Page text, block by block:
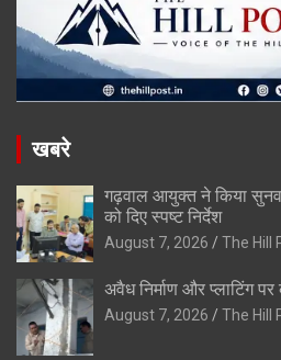
खबरे
गढ़वाल आयुक्त ने किया
को दिए स्पष्ट निर्देश
August 7, 2026 The Hill
अवैध निर्माण और प्लाटिंग पर
August 7, 2026 The Hill